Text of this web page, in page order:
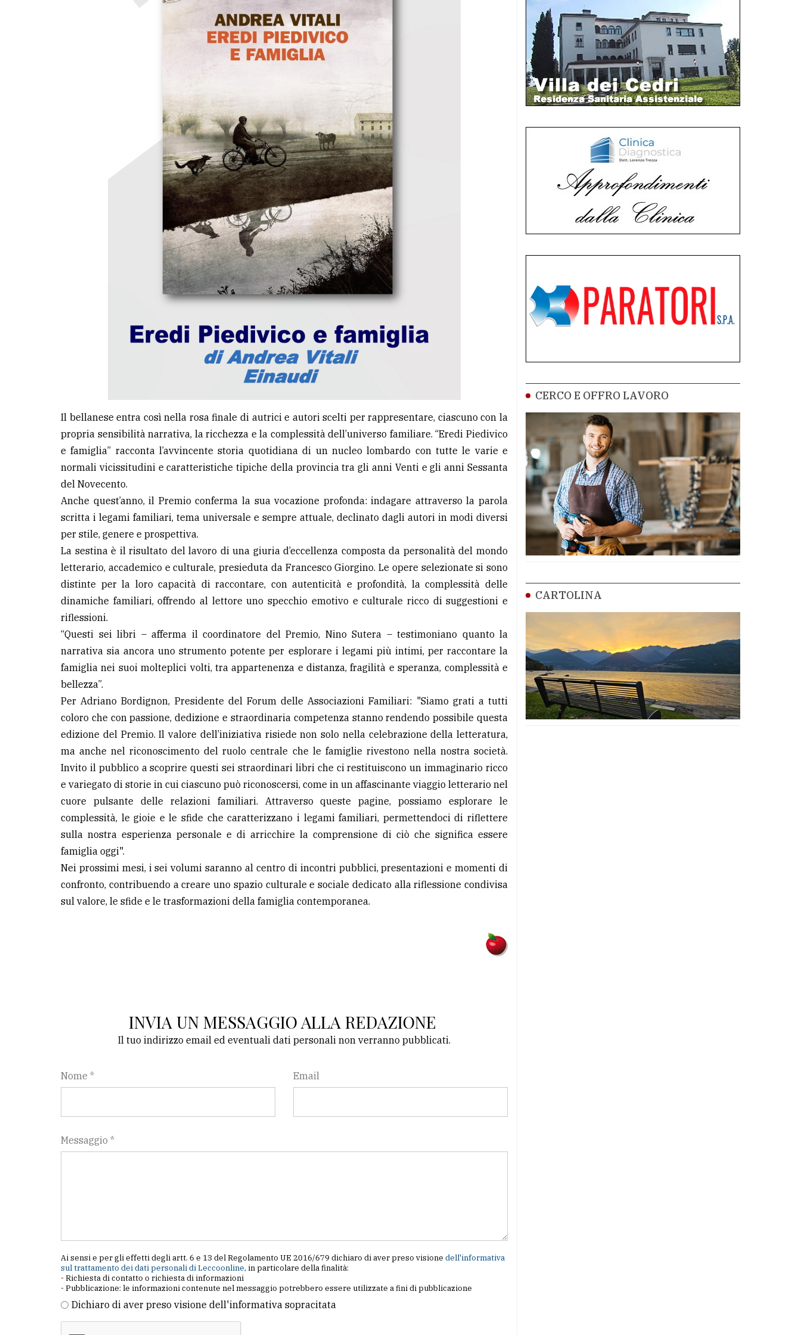
Il bellanese entra così nella rosa finale di autrici e autori scelti per rappresentare, ciascuno con la
propria sensibilità narrativa, la ricchezza e la complessità dell’universo familiare. “Eredi Piedivico
e famiglia” racconta l’avvincente storia quotidiana di un nucleo lombardo con tutte le varie e
normali vicissitudini e caratteristiche tipiche della provincia tra gli anni Venti e gli anni Sessanta
del Novecento.
Anche quest’anno, il Premio conferma la sua vocazione profonda: indagare attraverso la parola
scritta i legami familiari, tema universale e sempre attuale, declinato dagli autori in modi diversi
per stile, genere e prospettiva.
La sestina è il risultato del lavoro di una giuria d’eccellenza composta da personalità del mondo
letterario, accademico e culturale, presieduta da Francesco Giorgino. Le opere selezionate si sono
distinte per la loro capacità di raccontare, con autenticità e profondità, la complessità delle
dinamiche familiari, offrendo al lettore uno specchio emotivo e culturale ricco di suggestioni e
riflessioni.
“Questi sei libri – afferma il coordinatore del Premio, Nino Sutera – testimoniano quanto la
narrativa sia ancora uno strumento potente per esplorare i legami più intimi, per raccontare la
famiglia nei suoi molteplici volti, tra appartenenza e distanza, fragilità e speranza, complessità e
bellezza”.
Per Adriano Bordignon, Presidente del Forum delle Associazioni Familiari: "Siamo grati a tutti
coloro che con passione, dedizione e straordinaria competenza stanno rendendo possibile questa
edizione del Premio. Il valore dell’iniziativa risiede non solo nella celebrazione della letteratura,
ma anche nel riconoscimento del ruolo centrale che le famiglie rivestono nella nostra società.
Invito il pubblico a scoprire questi sei straordinari libri che ci restituiscono un immaginario ricco
e variegato di storie in cui ciascuno può riconoscersi, come in un affascinante viaggio letterario nel
cuore pulsante delle relazioni familiari. Attraverso queste pagine, possiamo esplorare le
complessità, le gioie e le sfide che caratterizzano i legami familiari, permettendoci di riflettere
sulla nostra esperienza personale e di arricchire la comprensione di ciò che significa essere
famiglia oggi".
Nei prossimi mesi, i sei volumi saranno al centro di incontri pubblici, presentazioni e momenti di
confronto, contribuendo a creare uno spazio culturale e sociale dedicato alla riflessione condivisa
sul valore, le sfide e le trasformazioni della famiglia contemporanea.
INVIA UN MESSAGGIO ALLA REDAZIONE
Il tuo indirizzo email ed eventuali dati personali non verranno pubblicati.
Nome * Email
Messaggio *
Ai sensi e per gli effetti degli artt. 6 e 13 del Regolamento UE 2016/679 dichiaro di aver preso visione dell'informativa
sul trattamento dei dati personali di Leccoonline, in particolare della finalità:
- Richiesta di contatto o richiesta di informazioni
- Pubblicazione: le informazioni contenute nel messaggio potrebbero essere utilizzate a fini di pubblicazione
Dichiaro di aver preso visione dell'informativa sopracitata
CERCO E OFFRO LAVORO
CARTOLINA